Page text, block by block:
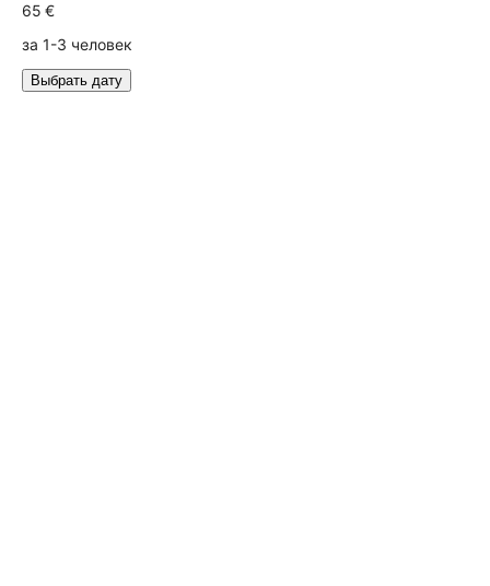
65 €
за 1-3 человек
Выбрать дату